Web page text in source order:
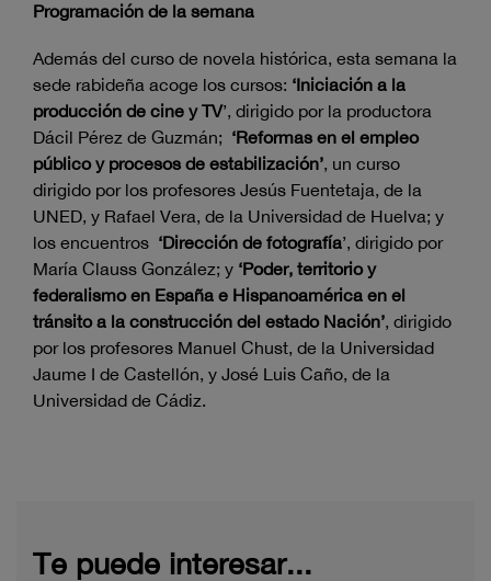
Programación de la semana
Además del curso de novela histórica, esta semana la
sede rabideña acoge los cursos: ‘Iniciación a la
producción de cine y TV’, dirigido por la productora
Dácil Pérez de Guzmán; ‘Reformas en el empleo
público y procesos de estabilización’, un curso
dirigido por los profesores Jesús Fuentetaja, de la
UNED, y Rafael Vera, de la Universidad de Huelva; y
los encuentros ‘Dirección de fotografía’, dirigido por
María Clauss González; y ‘Poder, territorio y
federalismo en España e Hispanoamérica en el
tránsito a la construcción del estado Nación’, dirigido
por los profesores Manuel Chust, de la Universidad
Jaume I de Castellón, y José Luis Caño, de la
Universidad de Cádiz.
Te puede interesar...